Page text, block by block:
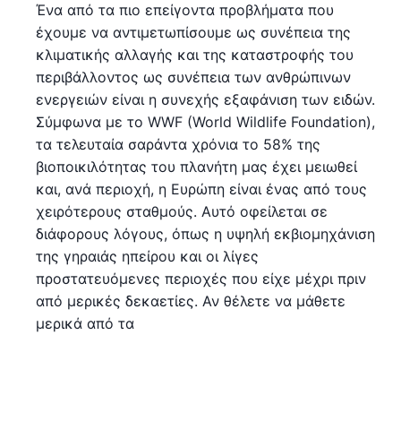
Ένα από τα πιο επείγοντα προβλήματα που
έχουμε να αντιμετωπίσουμε ως συνέπεια της
κλιματικής αλλαγής και της καταστροφής του
περιβάλλοντος ως συνέπεια των ανθρώπινων
ενεργειών είναι η συνεχής εξαφάνιση των ειδών.
Σύμφωνα με το WWF (World Wildlife Foundation),
τα τελευταία σαράντα χρόνια το 58% της
βιοποικιλότητας του πλανήτη μας έχει μειωθεί
και, ανά περιοχή, η Ευρώπη είναι ένας από τους
χειρότερους σταθμούς. Αυτό οφείλεται σε
διάφορους λόγους, όπως η υψηλή εκβιομηχάνιση
της γηραιάς ηπείρου και οι λίγες
προστατευόμενες περιοχές που είχε μέχρι πριν
από μερικές δεκαετίες. Αν θέλετε να μάθετε
μερικά από τα